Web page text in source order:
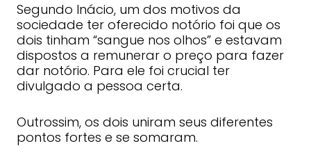
Segundo Inácio, um dos motivos da
sociedade ter oferecido notório foi que os
dois tinham “sangue nos olhos” e estavam
dispostos a remunerar o preço para fazer
dar notório. Para ele foi crucial ter
divulgado a pessoa certa.
Outrossim, os dois uniram seus diferentes
pontos fortes e se somaram.